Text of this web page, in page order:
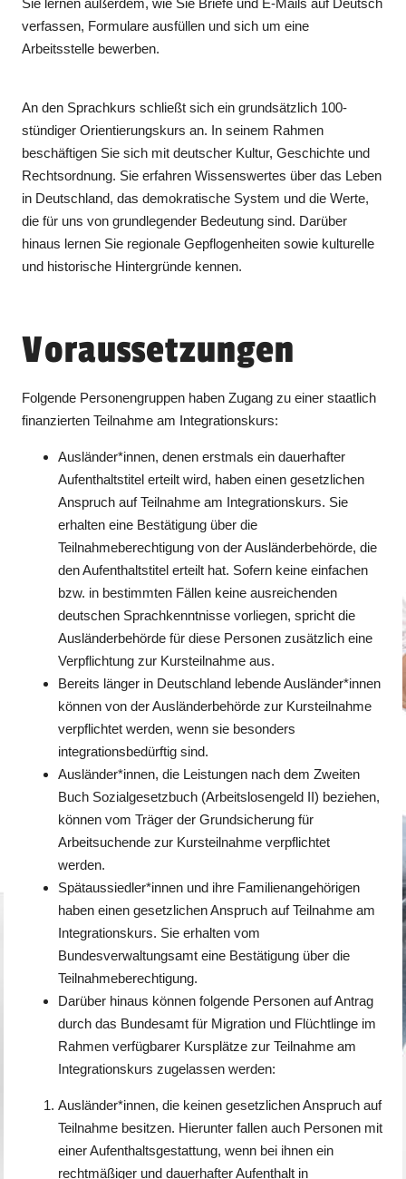
Sie lernen außerdem, wie Sie Briefe und E-Mails auf Deutsch
verfassen, Formulare ausfüllen und sich um eine
Arbeitsstelle bewerben.
An den Sprachkurs schließt sich ein grundsätzlich 100-
stündiger Orientierungskurs an. In seinem Rahmen
beschäftigen Sie sich mit deutscher Kultur, Geschichte und
Rechtsordnung. Sie erfahren Wissenswertes über das Leben
in Deutschland, das demokratische System und die Werte,
die für uns von grundlegender Bedeutung sind. Darüber
hinaus lernen Sie regionale Gepflogenheiten sowie kulturelle
und historische Hintergründe kennen.
Voraussetzungen
Folgende Personengruppen haben Zugang zu einer staatlich
finanzierten Teilnahme am Integrationskurs:
Ausländer*innen, denen erstmals ein dauerhafter
Aufenthaltstitel erteilt wird, haben einen gesetzlichen
Anspruch auf Teilnahme am Integrationskurs. Sie
erhalten eine Bestätigung über die
Teilnahmeberechtigung von der Ausländerbehörde, die
den Aufenthaltstitel erteilt hat. Sofern keine einfachen
bzw. in bestimmten Fällen keine ausreichenden
deutschen Sprachkenntnisse vorliegen, spricht die
Ausländerbehörde für diese Personen zusätzlich eine
Verpflichtung zur Kursteilnahme aus.
Bereits länger in Deutschland lebende Ausländer*innen
können von der Ausländerbehörde zur Kursteilnahme
verpflichtet werden, wenn sie besonders
integrationsbedürftig sind.
Ausländer*innen, die Leistungen nach dem Zweiten
Buch Sozialgesetzbuch (Arbeitslosengeld II) beziehen,
können vom Träger der Grundsicherung für
Arbeitsuchende zur Kursteilnahme verpflichtet
werden.
Spätaussiedler*innen und ihre Familienangehörigen
haben einen gesetzlichen Anspruch auf Teilnahme am
Integrationskurs. Sie erhalten vom
Bundesverwaltungsamt eine Bestätigung über die
Teilnahmeberechtigung.
Darüber hinaus können folgende Personen auf Antrag
durch das Bundesamt für Migration und Flüchtlinge im
Rahmen verfügbarer Kursplätze zur Teilnahme am
Integrationskurs zugelassen werden:
Ausländer*innen, die keinen gesetzlichen Anspruch auf
Teilnahme besitzen. Hierunter fallen auch Personen mit
einer Aufenthaltsgestattung, wenn bei ihnen ein
rechtmäßiger und dauerhafter Aufenthalt in